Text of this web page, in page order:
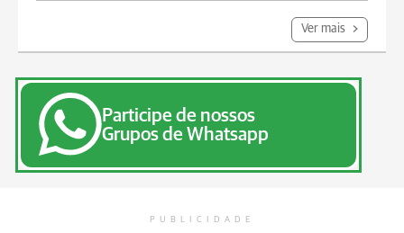
Ver mais
Participe de nossos
Grupos de Whatsapp
PUBLICIDADE